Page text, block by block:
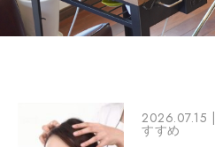
2026.07.15 |
すすめ